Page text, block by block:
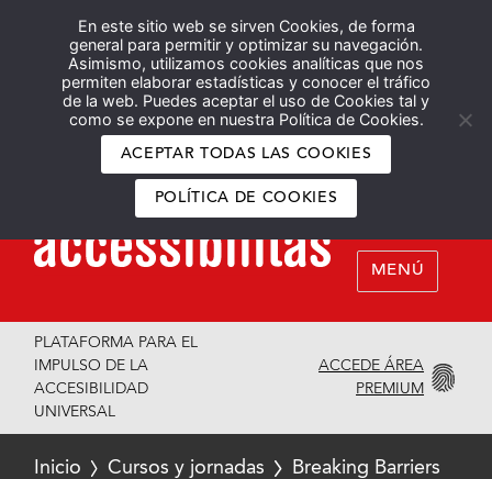
En este sitio web se sirven Cookies, de forma
general para permitir y optimizar su navegación.
Asimismo, utilizamos cookies analíticas que nos
permiten elaborar estadísticas y conocer el tráfico
de la web. Puedes aceptar el uso de Cookies tal y
como se expone en nuestra Política de Cookies.
ACEPTAR TODAS LAS COOKIES
POLÍTICA DE COOKIES
Español English
MENÚ
PLATAFORMA PARA EL
IMPULSO DE LA
ACCESIBILIDAD
UNIVERSAL
ACCEDE ÁREA
PREMIUM
Inicio Cursos y jornadas
Breaking Barriers